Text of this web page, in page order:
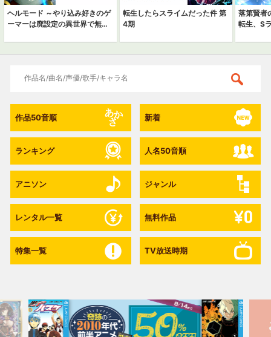
ヘルモード ～やり込み好きのゲ
ーマーは廃設定の異世界で無双
転生したらスライムだった件 第
4期
落第賢者
転生、S
作品50音順 新着
ランキング 人名50音順
アニソン ジャンル
レンタル一覧 無料作品
特集一覧 TV放送時期